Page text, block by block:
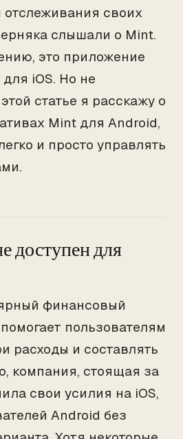
своих
слышали о Mint.
это приложение
iOS. Но не
статье я расскажу о
Mint для Android,
и просто управлять
доступен для
финансовый
пользователям
расходы и составлять
компания, стоящая за
свои усилия на iOS,
Android без